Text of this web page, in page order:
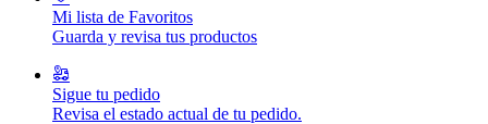
Mi lista de Favoritos
Guarda y revisa tus productos
Sigue tu pedido
Revisa el estado actual de tu pedido.